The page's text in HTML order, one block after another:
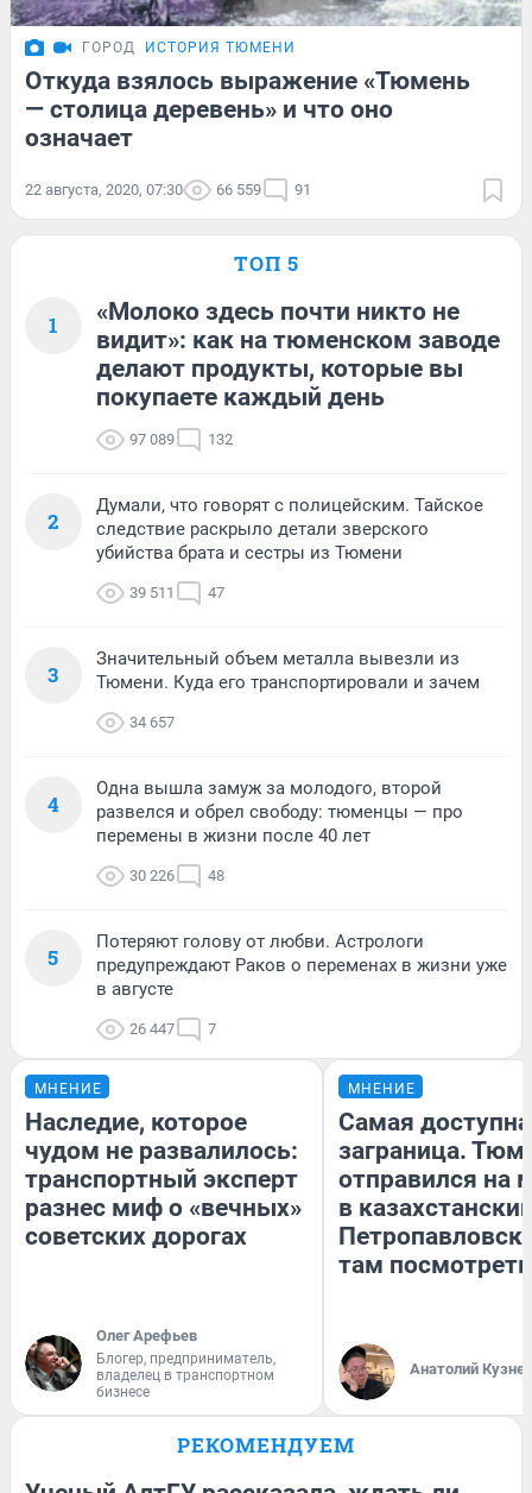
ГОРОД ИСТОРИЯ ТЮМЕНИ
Откуда взялось выражение «Тюмень
— столица деревень» и что оно
означает
22 августа, 2020, 07:30 66 559 91
ТОП 5
1
«Молоко здесь почти никто не
видит»: как на тюменском заводе
делают продукты, которые вы
покупаете каждый день
97 089 132
2
Думали, что говорят с полицейским. Тайское
следствие раскрыло детали зверского
убийства брата и сестры из Тюмени
39 511 47
3
Значительный объем металла вывезли из
Тюмени. Куда его транспортировали и зачем
34 657
4
Одна вышла замуж за молодого, второй
развелся и обрел свободу: тюменцы — про
перемены в жизни после 40 лет
30 226 48
5
Потеряют голову от любви. Астрологи
предупреждают Раков о переменах в жизни уже
в августе
26 447 7
МНЕНИЕ
Наследие, которое
чудом не развалилось:
транспортный эксперт
разнес миф о «вечных»
советских дорогах
Олег Арефьев
Блогер, предприниматель,
владелец в транспортном
бизнесе
МНЕНИЕ
Самая
заграница.
отправился на
в
там посмотреть
Анатолий
РЕКОМЕНДУЕМ